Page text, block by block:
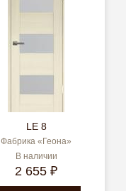
LE 8
Фабрика «Геона»
В наличии
2 655 ₽